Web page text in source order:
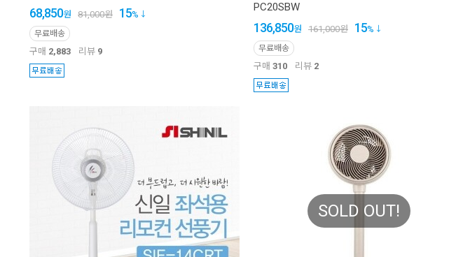
68,850원 81,000원 15%
무료배송
구매 2,883 리뷰 9
PC20SBW
136,850원 161,000원 15%
무료배송
구매 310 리뷰 2
SOLD OUT!